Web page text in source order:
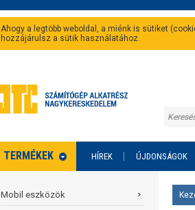
Ahogy a legtöbb weboldal, a miénk is sütiket
hozzájárulsz a sütik használatához.
TERMÉKEK HÍREK ÚJDONSÁGOK
Mobil eszközök